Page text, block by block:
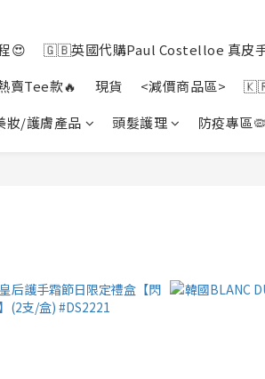
😍 🇬🇧英國代購Paul Costelloe 真皮
賣Tee款🔥 現貨 <減價商品區>
妝/護膚產品 頭髮護理 防疫專區🦠